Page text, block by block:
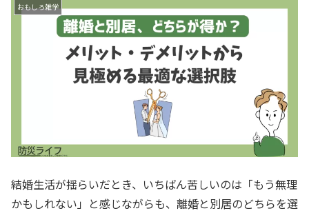
おもしろ雑学
結婚生活が揺らいだとき、いちばん苦しいのは「もう無理
かもしれない」と感じながらも、離婚と別居のどちらを選